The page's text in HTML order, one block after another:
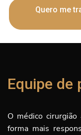
Quero me
Equipe de
O médico
forma mais